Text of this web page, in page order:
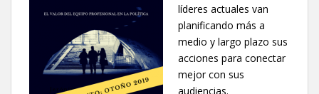
líderes actuales van
planificando más a
medio y largo plazo sus
acciones para conectar
mejor con sus
audiencias.